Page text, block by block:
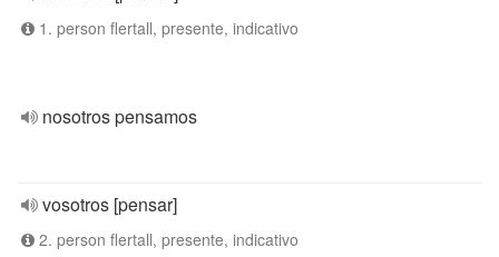
1. person flertall, presente, indicativo
nosotros pensamos
vosotros [pensar]
2. person flertall, presente, indicativo